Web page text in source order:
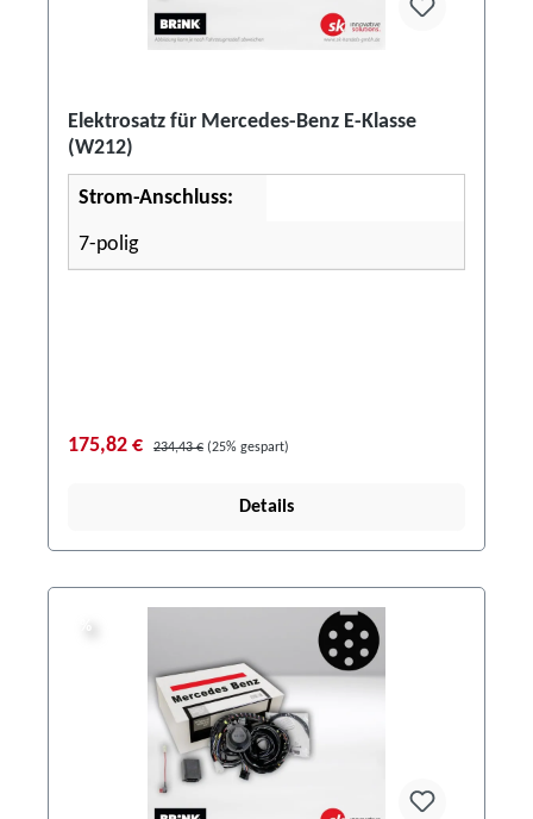
Elektrosatz für Mercedes-Benz E-Klasse
(W212)
Strom-Anschluss:
7-polig
175,82 € 234,43 € (25% gespart)
Details